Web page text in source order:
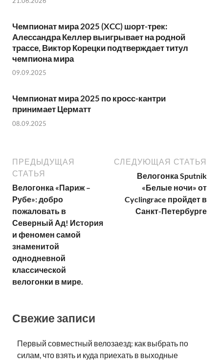
Чемпионат мира 2025 (XCC) шорт-трек:
Алессандра Келлер выигрывает на родной
трассе, Виктор Корецки подтверждает титул
чемпиона мира
09.09.2025
Чемпионат мира 2025 по кросс-кантри
принимает Церматт
08.09.2025
ПРЕДЫДУЩАЯ
СТАТЬЯ
Велогонка «Париж –
Рубе»: добро
пожаловать в
Северный Ад! История
и феномен самой
знаменитой
однодневной
классической
велогонки в мире.
СЛЕДУЮЩАЯ СТАТЬЯ
Велогонка Sputnik
«Белые ночи» от
Cyclingrace пройдет в
Санкт-Петербурге
Свежие записи
Первый совместный велозаезд: как выбрать по
силам, что взять и куда приехать в выходные